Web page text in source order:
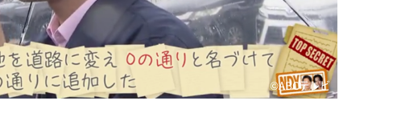
©️ABCテレビ